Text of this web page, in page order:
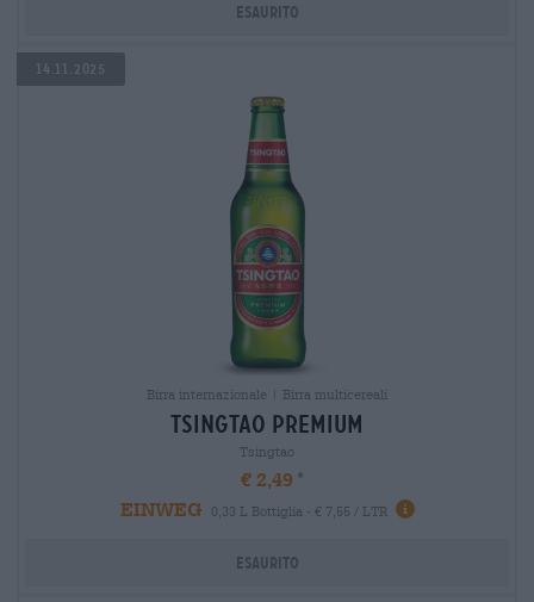
Esaurito
14.11.2025
Birra internazionale | Birra multicereali
tsingtao premium
Tsingtao
€ 2,49
EINWEG
0,33 L Bottiglia - € 7,55 / LTR
Esaurito